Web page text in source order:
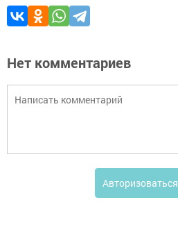
Нет комментариев
Авторизоваться